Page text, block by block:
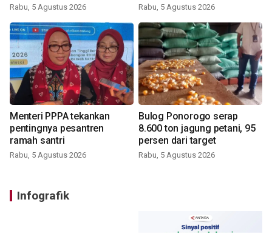
Rabu, 5 Agustus 2026 Rabu, 5 Agustus 2026
Menteri PPPA tekankan
pentingnya pesantren
ramah santri
Rabu, 5 Agustus 2026
Bulog Ponorogo serap
8.600 ton jagung petani, 95
persen dari target
Rabu, 5 Agustus 2026
Infografik